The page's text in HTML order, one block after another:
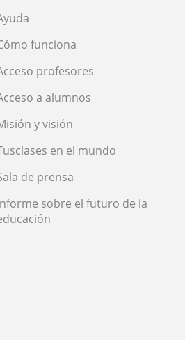
funciona
profesores
a alumnos
y visión
en el mundo
de prensa
sobre el futuro de la